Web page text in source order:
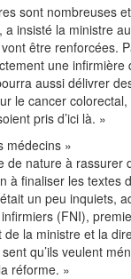
sont nombreuses
a insisté la ministre
être renforcées.
une
aussi délivrer
le cancer
pris d’ici là. »
médecins »
de nature à rassurer
à finaliser les textes
un peu inquiets,
(FNI),
la ministre et la
qu’ils veulent
réforme. »